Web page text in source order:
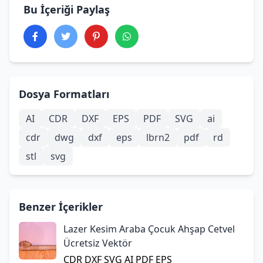
Dosya Formatları
AI CDR DXF EPS PDF SVG
ai
cdr
dwg dxf eps lbrn2 pdf
rd
stl
svg
Benzer İçerikler
Lazer Kesim Araba Çocuk Ahşap Cetvel
Ücretsiz Vektör
CDR DXFSVG AI PDF EPS
Bu İçeriği Paylaş